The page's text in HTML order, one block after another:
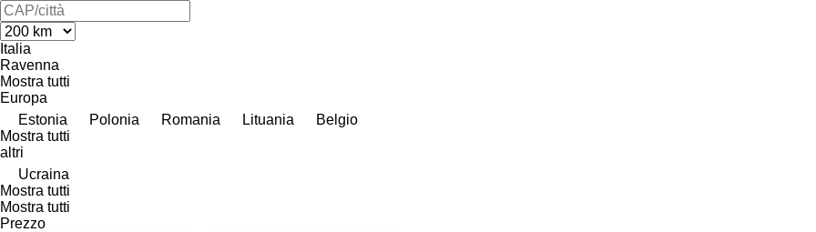
Italia
Ravenna
Mostra tutti
Europa
Estonia
Polonia Romania Lituania
Belgio
Mostra tutti
altri
Ucraina
Mostra tutti
Mostra tutti
Prezzo